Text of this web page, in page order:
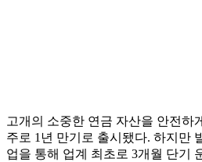
고개의 소중한 연금 자산을 안전하
주로 1년 만기로 출시됐다. 하지만
업을 통해 업계 최초로 3개월 단기